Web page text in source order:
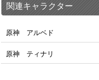
関連キャラクター
原神 アルベド
原神 ティナリ